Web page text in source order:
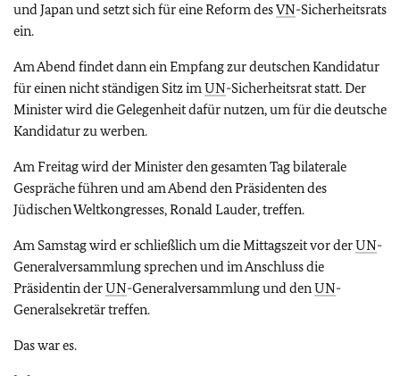
und Japan und setzt sich für eine Reform desVN-Sicherheitsrats
ein.
Am Abend findet dann ein Empfang zur deutschen Kandidatur
für einen nicht ständigen Sitz imUN-Sicherheitsrat statt. Der
Minister wird die Gelegenheit dafür nutzen, um für die deutsche
Kandidatur zu werben.
Am Freitag wird der Minister den gesamten Tag bilaterale
Gespräche führen und am Abend den Präsidenten des
Jüdischen Weltkongresses, Ronald Lauder, treffen.
Am Samstag wird er schließlich um die Mittagszeit vor derUN-
Generalversammlung sprechen und im Anschluss die
Präsidentin derUN-Generalversammlung und denUN-
Generalsekretär treffen.
Das war es.